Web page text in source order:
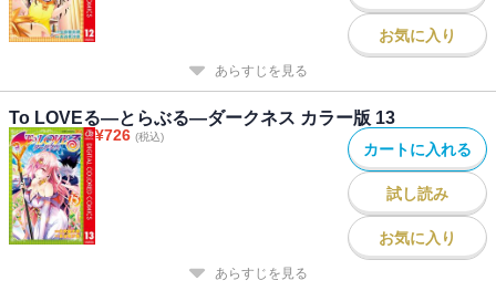
お気に入り
あらすじを見る
To LOVEる―とらぶる―ダークネス カラー版 13
¥726 (税込)
カートに入れる
試し読み
お気に入り
あらすじを見る